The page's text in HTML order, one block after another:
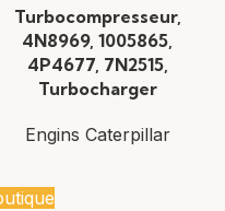
Turbocompresseur,
4N8969, 1005865,
4P4677, 7N2515,
Turbocharger
Engins Caterpillar